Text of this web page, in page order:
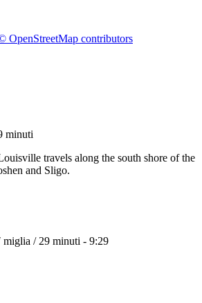
OpenStreetMap contributors
minuti
travels along the south shore of the
and Sligo.
miglia / 29 minuti - 9:29